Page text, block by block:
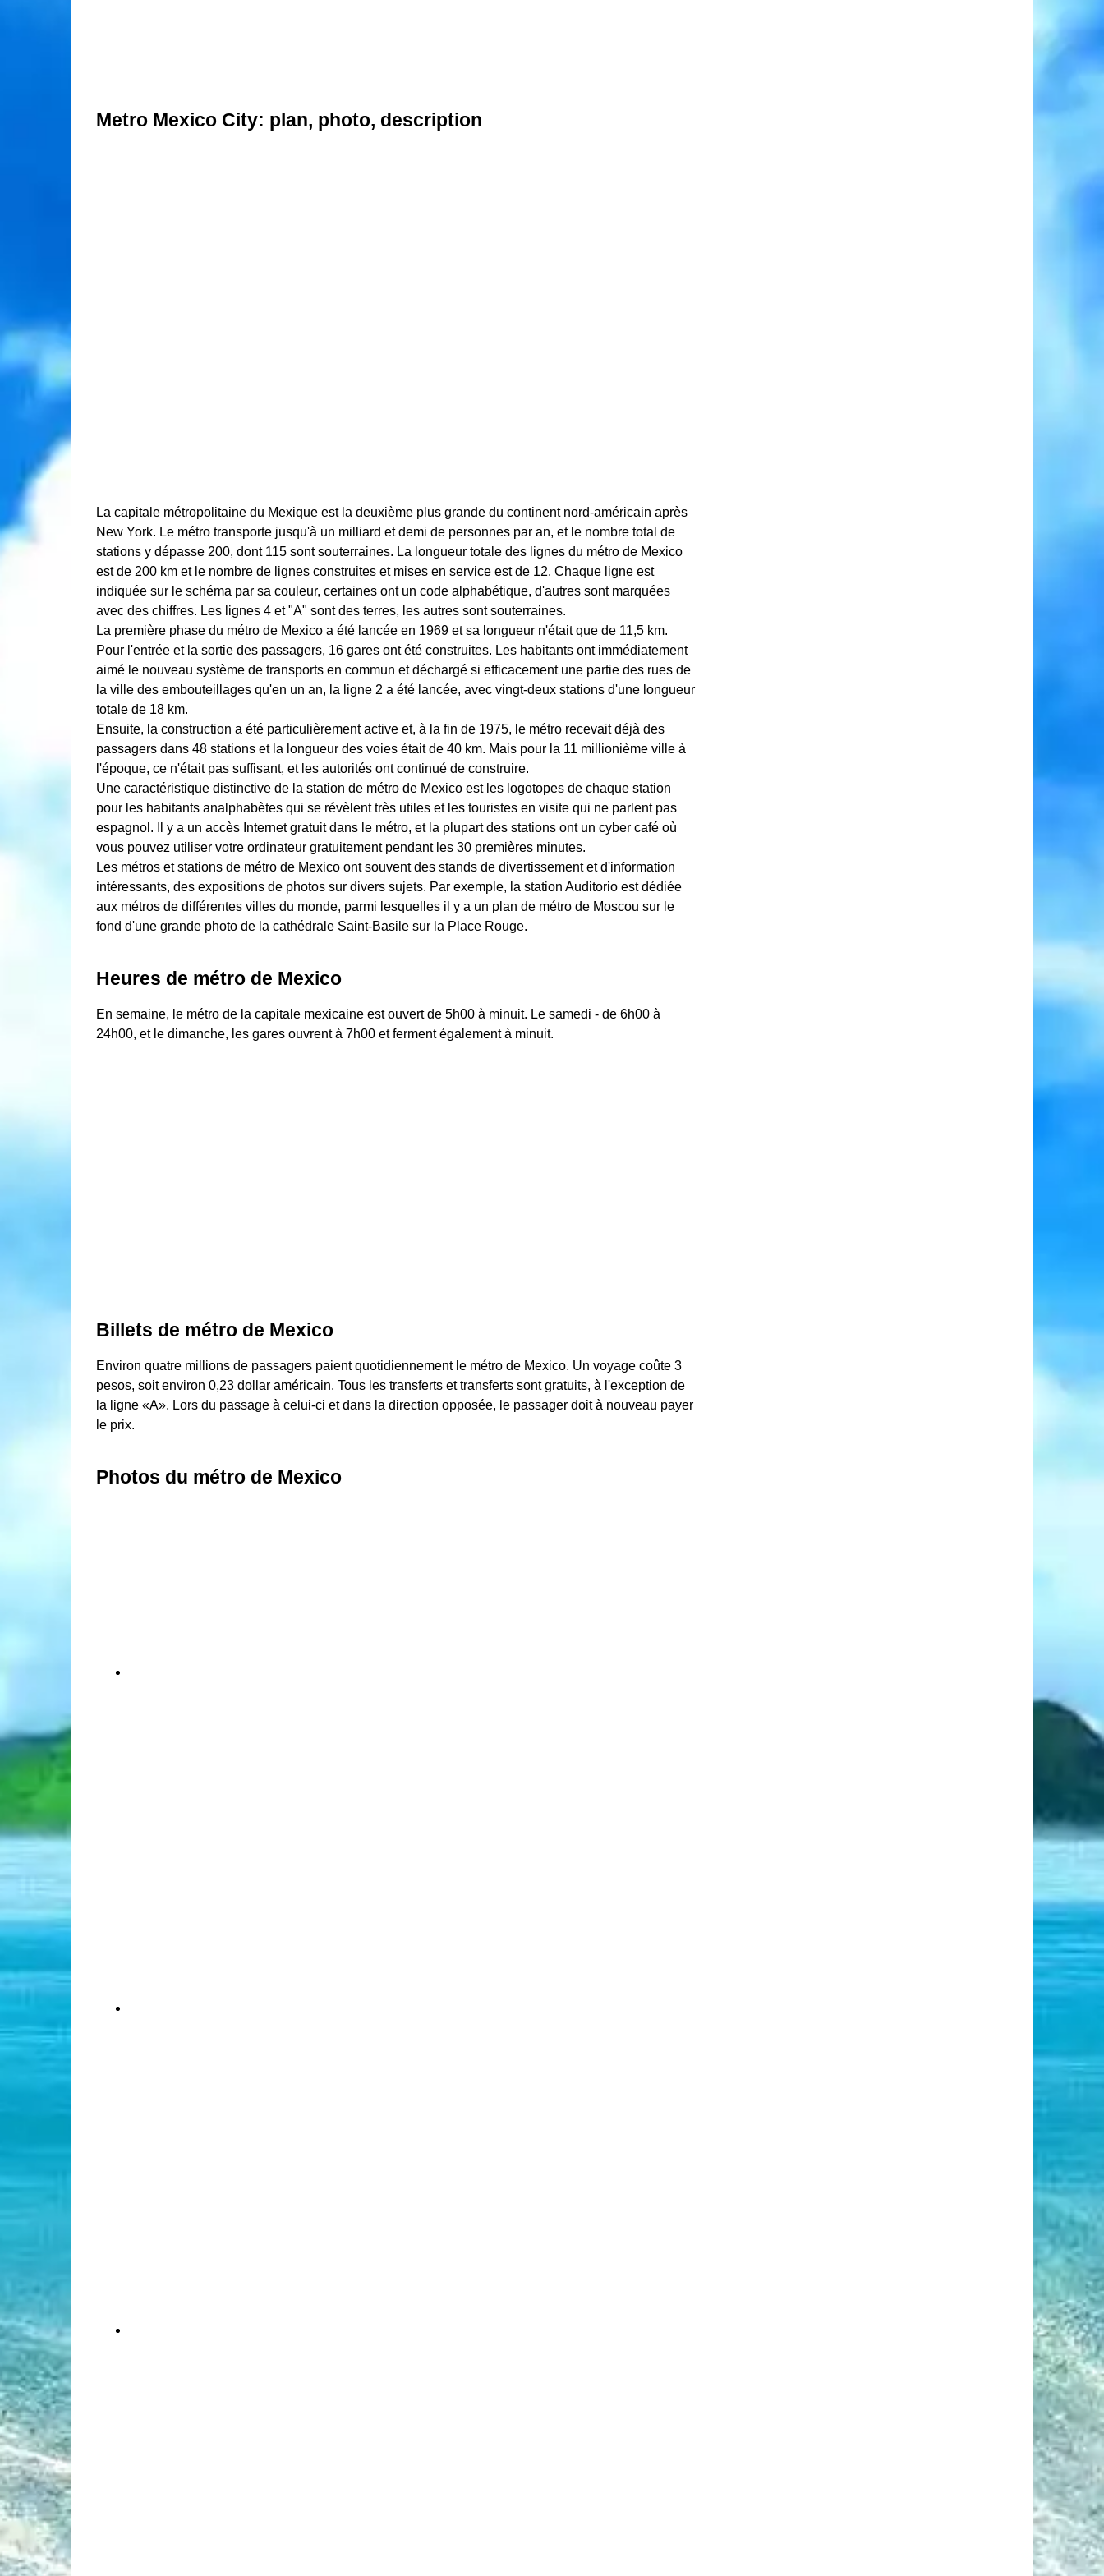
Metro Mexico City: plan, photo, description
La capitale métropolitaine du Mexique est la deuxième plus grande du continent nord-américain après
New York. Le métro transporte jusqu'à un milliard et demi de personnes par an, et le nombre total de
stations y dépasse 200, dont 115 sont souterraines. La longueur totale des lignes du métro de Mexico
est de 200 km et le nombre de lignes construites et mises en service est de 12. Chaque ligne est
indiquée sur le schéma par sa couleur, certaines ont un code alphabétique, d'autres sont marquées
avec des chiffres. Les lignes 4 et "A" sont des terres, les autres sont souterraines.
La première phase du métro de Mexico a été lancée en 1969 et sa longueur n'était que de 11,5 km.
Pour l'entrée et la sortie des passagers, 16 gares ont été construites. Les habitants ont immédiatement
aimé le nouveau système de transports en commun et déchargé si efficacement une partie des rues de
la ville des embouteillages qu'en un an, la ligne 2 a été lancée, avec vingt-deux stations d'une longueur
totale de 18 km.
Ensuite, la construction a été particulièrement active et, à la fin de 1975, le métro recevait déjà des
passagers dans 48 stations et la longueur des voies était de 40 km. Mais pour la 11 millionième ville à
l'époque, ce n'était pas suffisant, et les autorités ont continué de construire.
Une caractéristique distinctive de la station de métro de Mexico est les logotopes de chaque station
pour les habitants analphabètes qui se révèlent très utiles et les touristes en visite qui ne parlent pas
espagnol. Il y a un accès Internet gratuit dans le métro, et la plupart des stations ont un cyber café où
vous pouvez utiliser votre ordinateur gratuitement pendant les 30 premières minutes.
Les métros et stations de métro de Mexico ont souvent des stands de divertissement et d'information
intéressants, des expositions de photos sur divers sujets. Par exemple, la station Auditorio est dédiée
aux métros de différentes villes du monde, parmi lesquelles il y a un plan de métro de Moscou sur le
fond d'une grande photo de la cathédrale Saint-Basile sur la Place Rouge.
Heures de métro de Mexico
En semaine, le métro de la capitale mexicaine est ouvert de 5h00 à minuit. Le samedi - de 6h00 à
24h00, et le dimanche, les gares ouvrent à 7h00 et ferment également à minuit.
Billets de métro de Mexico
Environ quatre millions de passagers paient quotidiennement le métro de Mexico. Un voyage coûte 3
pesos, soit environ 0,23 dollar américain. Tous les transferts et transferts sont gratuits, à l'exception de
la ligne «A». Lors du passage à celui-ci et dans la direction opposée, le passager doit à nouveau payer
le prix.
Photos du métro de Mexico